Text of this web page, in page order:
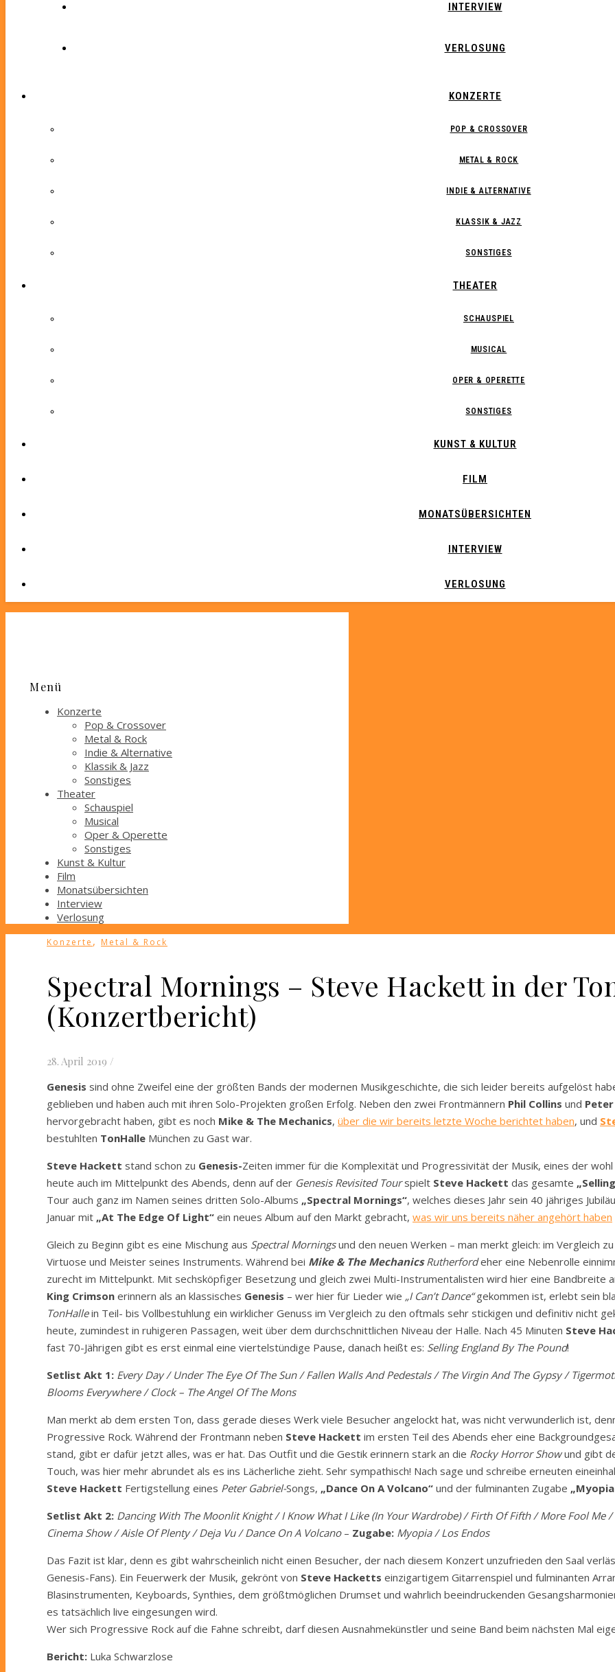
INTERVIEW
VERLOSUNG
KONZERTE
POP & CROSSOVER
METAL & ROCK
INDIE & ALTERNATIVE
KLASSIK & JAZZ
SONSTIGES
THEATER
SCHAUSPIEL
MUSICAL
OPER & OPERETTE
SONSTIGES
KUNST & KULTUR
FILM
MONATSÜBERSICHTEN
INTERVIEW
VERLOSUNG
Menü
Konzerte
Pop & Crossover
Metal & Rock
Indie & Alternative
Klassik & Jazz
Sonstiges
Theater
Schauspiel
Musical
Oper & Operette
Sonstiges
Kunst & Kultur
Film
Monatsübersichten
Interview
Verlosung
Konzerte , Metal & Rock
Spectral Mornings – Steve Hackett in der
(Konzertbericht)
28. April 2019 /
Genesis sind ohne Zweifel eine der größten Bands der modernen Musikgeschichte, die sich leider bereits aufgelöst
geblieben und haben auch mit ihren Solo-Projekten großen Erfolg. Neben den zwei Frontmännern Phil Collins und
hervorgebracht haben, gibt es noch Mike & The Mechanics, über die wir bereits letzte Woche berichtet haben, und
bestuhlten TonHalle München zu Gast war.
Steve Hackett stand schon zu Genesis-Zeiten immer für die Komplexität und Progressivität der Musik, eines der
heute auch im Mittelpunkt des Abends, denn auf der Genesis Revisited Tourspielt Steve Hackett das gesamte
Tour auch ganz im Namen seines dritten Solo-Albums „Spectral Mornings“, welches dieses Jahr sein 40 jähriges
Januar mit „At The Edge Of Light“ ein neues Album auf den Markt gebracht, was wir uns bereits näher angehört haben
Gleich zu Beginn gibt es eine Mischung aus Spectral Morningsund den neuen Werken – man merkt gleich: im Vergleich zu
Virtuose und Meister seines Instruments. Während bei Mike & The Mechanics Rutherfordeher eine Nebenrolle
zurecht im Mittelpunkt. Mit sechsköpfiger Besetzung und gleich zwei Multi-Instrumentalisten wird hier eine Bandbreite
King Crimson erinnern als an klassisches Genesis – wer hier für Lieder wie „I Can’t Dance“gekommen ist, erlebt sein
TonHallein Teil- bis Vollbestuhlung ein wirklicher Genuss im Vergleich zu den oftmals sehr stickigen und definitiv nicht
heute, zumindest in ruhigeren Passagen, weit über dem durchschnittlichen Niveau der Halle. Nach 45 Minuten Steve
fast 70-Jährigen gibt es erst einmal eine viertelstündige Pause, danach heißt es: Selling England By The Pound!
Setlist Akt 1: Every Day / Under The Eye Of The Sun / Fallen Walls And Pedestals / The Virgin And The Gypsy /
Blooms Everywhere / Clock – The Angel Of The Mons
Man merkt ab dem ersten Ton, dass gerade dieses Werk viele Besucher angelockt hat, was nicht verwunderlich ist,
Progressive Rock. Während der Frontmann neben Steve Hackett im ersten Teil des Abends eher eine
stand, gibt er dafür jetzt alles, was er hat. Das Outfit und die Gestik erinnern stark an die Rocky Horror Showund gibt
Touch, was hier mehr abrundet als es ins Lächerliche zieht. Sehr sympathisch! Nach sage und schreibe erneuten
Steve Hackett Fertigstellung eines Peter Gabriel-Songs, „Dance On A Volcano“ und der fulminanten Zugabe
Setlist Akt 2: Dancing With The Moonlit Knight / I Know What I Like (In Your Wardrobe) / Firth Of Fifth / More Fool Me
Cinema Show / Aisle Of Plenty / Deja Vu / Dance On A Volcano– Zugabe: Myopia / Los Endos
Das Fazit ist klar, denn es gibt wahrscheinlich nicht einen Besucher, der nach diesem Konzert unzufrieden den Saal
Genesis-Fans). Ein Feuerwerk der Musik, gekrönt von Steve Hacketts einzigartigem Gitarrenspiel und fulminanten
Blasinstrumenten, Keyboards, Synthies, dem größtmöglichen Drumset und wahrlich beeindruckenden
es tatsächlich live eingesungen wird.
Wer sich Progressive Rock auf die Fahne schreibt, darf diesen Ausnahmekünstler und seine Band beim nächsten Mal
Bericht: Luka Schwarzlose